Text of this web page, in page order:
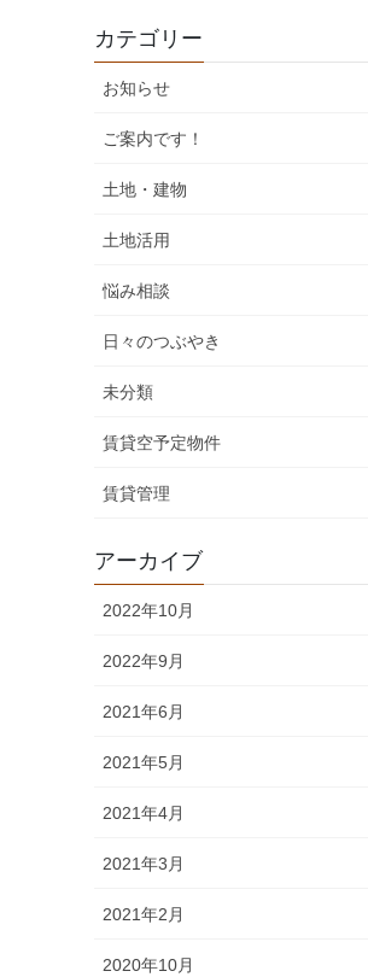
カテゴリー
お知らせ
ご案内です！
土地・建物
土地活用
悩み相談
日々のつぶやき
未分類
賃貸空予定物件
賃貸管理
アーカイブ
2022年10月
2022年9月
2021年6月
2021年5月
2021年4月
2021年3月
2021年2月
2020年10月